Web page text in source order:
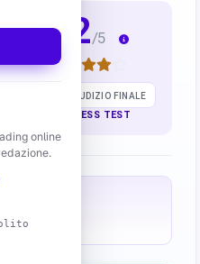
online
4,2/5
GIUDIZIO FINALE
57 STRESS TEST